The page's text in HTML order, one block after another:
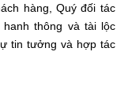
hàng, Quý đối tác
thông và tài lộc
tin tưởng và hợp tác